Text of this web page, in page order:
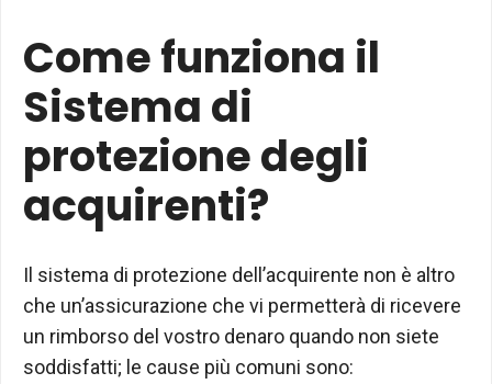
Come funziona il
Sistema di
protezione degli
acquirenti?
Il sistema di protezione dell’acquirente non è altro
che un’assicurazione che vi permetterà di ricevere
un rimborso del vostro denaro quando non siete
soddisfatti; le cause più comuni sono: